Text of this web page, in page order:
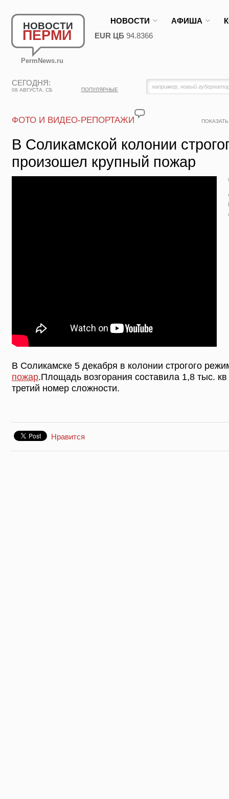
НОВОСТИ
ПЕРМИ
PermNews.ru
НОВОСТИ АФИША
EUR ЦБ 94.8366
СЕГОДНЯ:
08 АВГУСТА, СБ ПОПУЛЯРНЫЕ
ФОТО И ВИДЕО-РЕПОРТАЖИ
В Соликамской колонии
произошел крупный пожар
В Соликамске 5 декабря в колонии строгого
пожар.Площадь возгорания составила 1,8 тыс.
третий номер сложности.
Нравится